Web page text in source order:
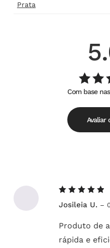
Prata
Com base
Avaliar
5de 5
Josileia U. –
Produto de
rápida e